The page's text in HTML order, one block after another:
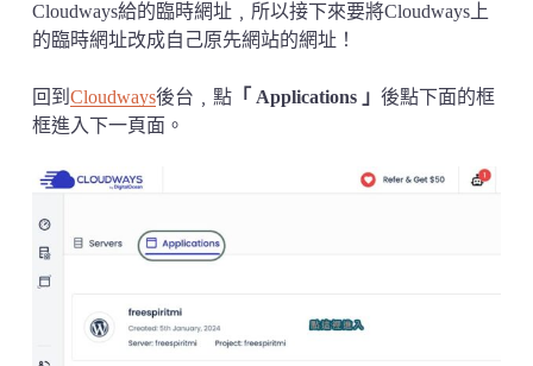
Cloudways給的臨時網址﹐所以接下來要將Cloudways上
的臨時網址改成自己原先網站的網址！
回到 Cloudways後台﹐點「 Applications 」 後點下面的框
框進入下一頁面。